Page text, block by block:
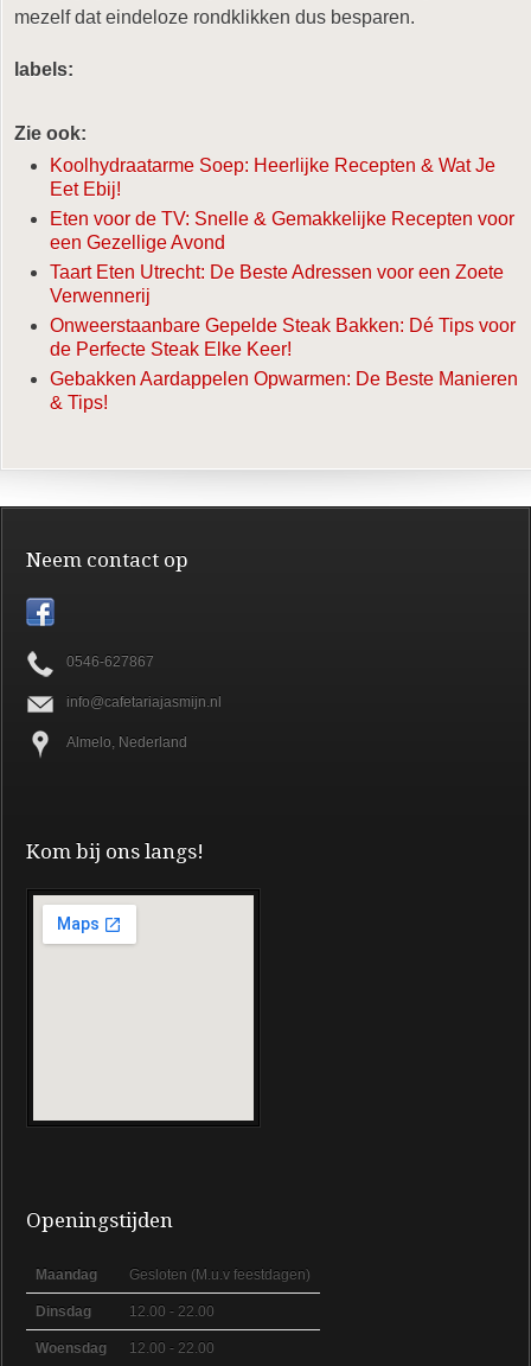
mezelf dat eindeloze rondklikken dus besparen.
labels:
Zie ook:
Koolhydraatarme Soep: Heerlijke Recepten & Wat Je
Eet Ebij!
Eten voor de TV: Snelle & Gemakkelijke Recepten voor
een Gezellige Avond
Taart Eten Utrecht: De Beste Adressen voor een Zoete
Verwennerij
Onweerstaanbare Gepelde Steak Bakken: Dé Tips voor
de Perfecte Steak Elke Keer!
Gebakken Aardappelen Opwarmen: De Beste Manieren
& Tips!
Neem contact op
0546-627867
info@cafetariajasmijn.nl
Almelo, Nederland
Kom bij ons langs!
Openingstijden
Maandag Gesloten (M.u.v feestdagen)
Dinsdag 12.00 - 22.00
Woensdag 12.00 - 22.00